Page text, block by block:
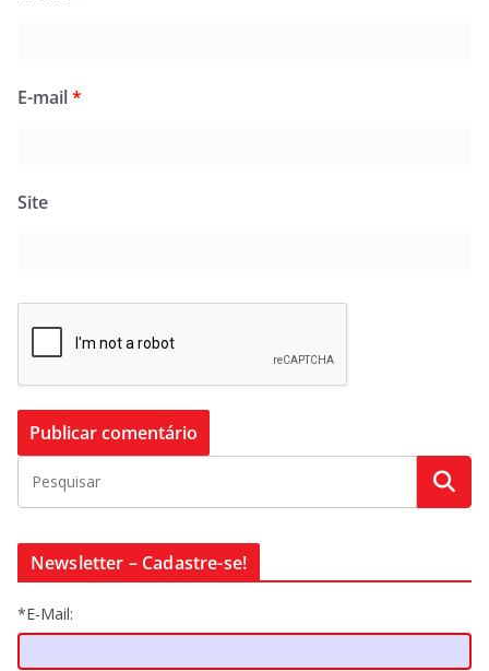
E-mail*
Site
Newsletter – Cadastre-se!
*E-Mail: